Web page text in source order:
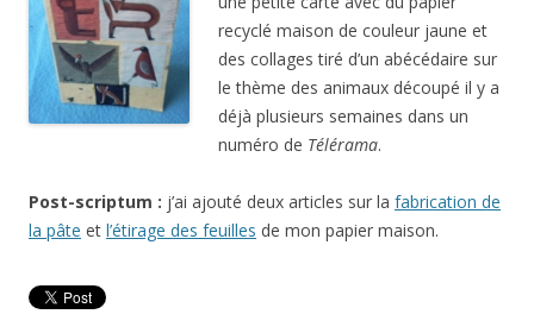
recyclé maison de couleur jaune et
des collages tiré d’un abécédaire sur
le thème des animaux découpé il y a
déjà plusieurs semaines dans un
numéro de Télérama.
Post-scriptum : j’ai ajouté deux articles sur la fabrication de
la pâte et l’étirage des feuilles de mon papier maison.